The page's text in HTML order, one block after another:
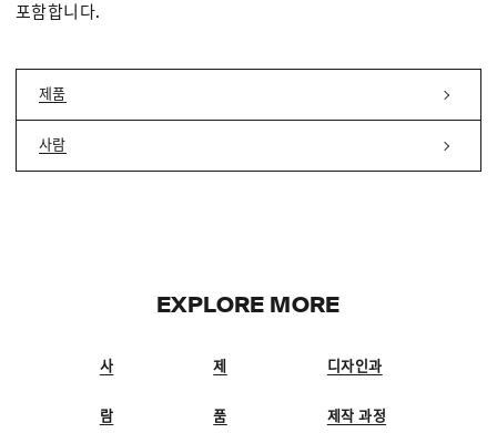
포함합니다.
제품
사람
EXPLORE MORE
사
람
제
품
디자인과
제작 과정